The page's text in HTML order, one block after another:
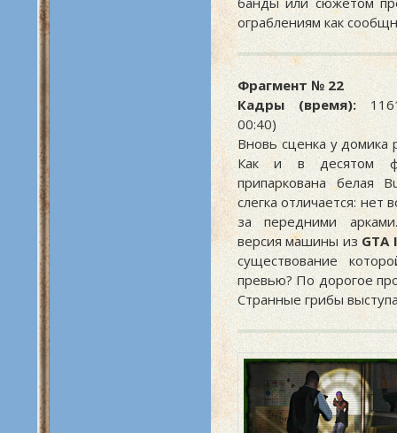
ограблениям как
Фрагмент № 22
Кадры (время):
00:40)
Вновь сценка у домика
Как и в десятом
припаркована белая
слегка отличается: нет
за передними
версия машины из GTA
существование
превью? По дорогое
Странные грибы